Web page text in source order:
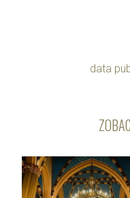
data